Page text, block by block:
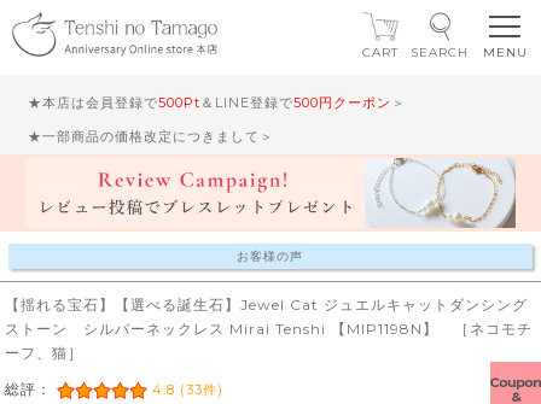
★本店は会員登録で500Pt ＆LINE登録で500円クーポン ＞
★一部商品の価格改定につきまして＞
CART SEARCH
お客様の声
【揺れる宝石】【選べる誕生石】Jewel Cat ジュエルキャットダンシング
ストーン シルバーネックレス Mirai Tenshi 【MIP1198N】 ［ネコモチ
ーフ、猫］
総評：
4.8 (33件)